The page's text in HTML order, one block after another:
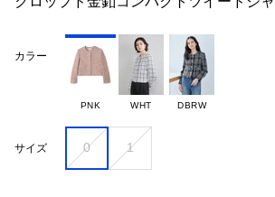
カラー
PNK WHT DBRW
サイズ 0 1